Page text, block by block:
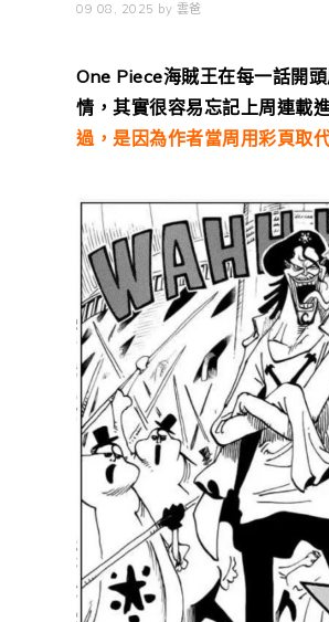
09 08, 2025 by 雲爸
One Piece海賊王在每一話開
情，其實很容易忘記上周連載
過，是因為作者當周用彩頁取